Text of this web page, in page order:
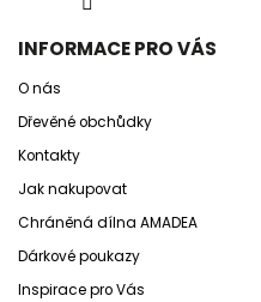
INFORMACE PRO VÁS
O nás
Dřevěné obchůdky
Kontakty
Jak nakupovat
Chráněná dílna AMADEA
Dárkové poukazy
Inspirace pro Vás